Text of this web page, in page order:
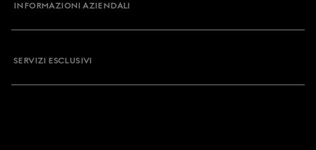
INFORMAZIONI AZIENDALI
SERVIZI ESCLUSIVI